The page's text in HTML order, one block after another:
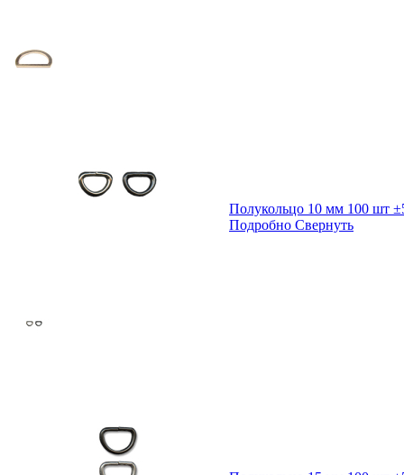
Полукольцо 10 мм 100 шт
Подробно Свернуть